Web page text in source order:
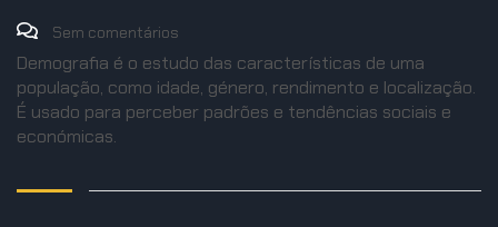
Sem comentários
Demografia é o estudo das características de uma
população, como idade, género, rendimento e localização.
É usado para perceber padrões e tendências sociais e
económicas.